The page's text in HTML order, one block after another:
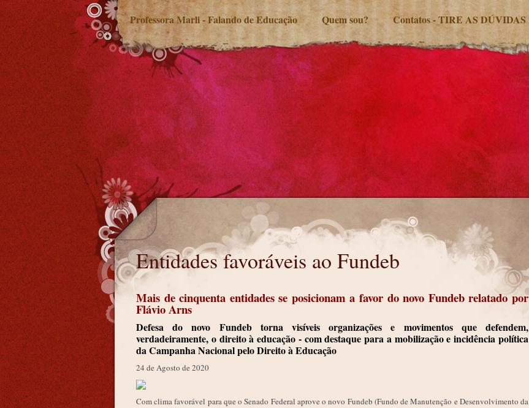
Professora Marli - Falando de Educação Quem sou? Contatos - TIRE AS DÚVIDAS
Entidades favoráveis ao Fundeb
Entidades favoráveis ao Fundeb
Mais de cinquenta entidades se posicionam a favor do novo Fundeb relatado por
Flávio Arns
Defesa do novo Fundeb torna visíveis organizações e movimentos que defendem,
verdadeiramente, o direito à educação - com destaque para a mobilização e incidência política
da Campanha Nacional pelo Direito à Educação
24 de Agosto de 2020
Com clima favorável para que o Senado Federal aprove o novo Fundeb (Fundo de Manutenção e Desenvolvimento da